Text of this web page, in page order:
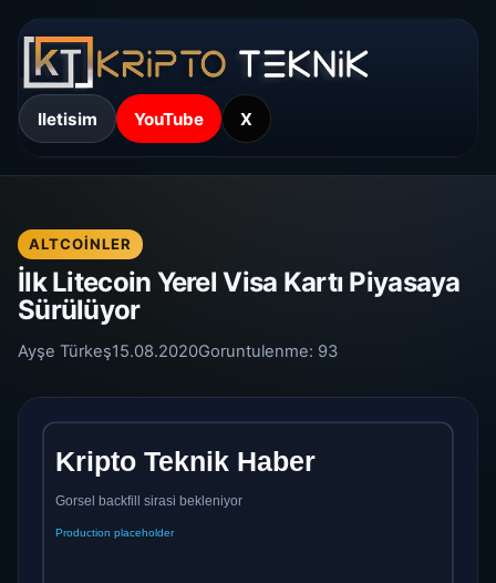
Iletisim YouTube X
ALTCOINLER
İlk Litecoin Yerel Visa Kartı Piyasaya
Sürülüyor
Ayşe Türkeş15.08.2020Goruntulenme: 93